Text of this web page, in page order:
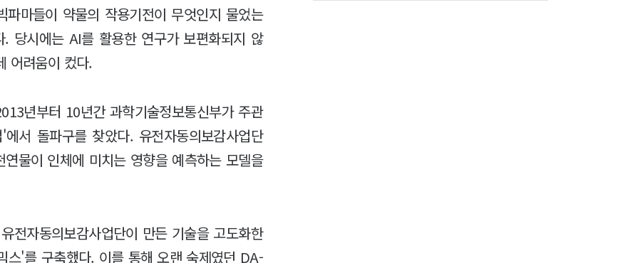
마들이 약물의 작용기전이 무엇인지 물었는
당시에는 AI를 활용한 연구가 보편화되지 않
어려움이 컸다.
년부터 10년간 과학기술정보통신부가 주관
서 돌파구를 찾았다. 유전자동의보감사업단
물이 인체에 미치는 영향을 예측하는 모델을
전자동의보감사업단이 만든 기술을 고도화한
스'를 구축했다. 이를 통해 오랜 숙제였던 DA-